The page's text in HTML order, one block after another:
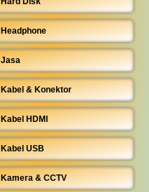
Headphone
Jasa
Kabel & Konektor
Kabel HDMI
Kabel USB
Kamera & CCTV